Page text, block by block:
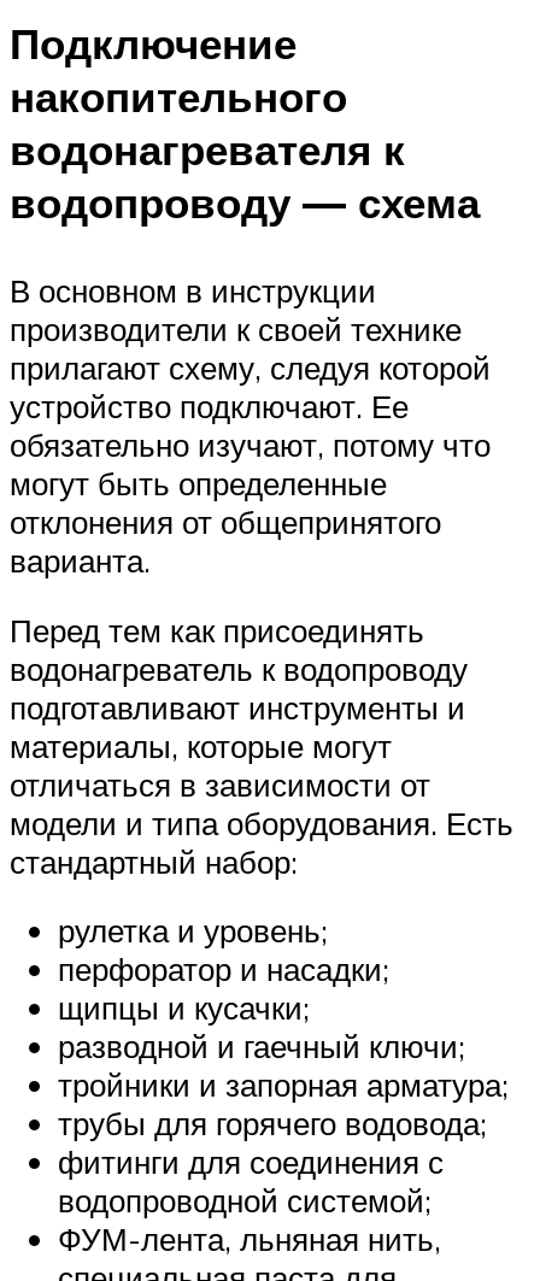
Подключение
накопительного
водонагревателя к
водопроводу — схема
В основном в инструкции
производители к своей технике
прилагают схему, следуя которой
устройство подключают. Ее
обязательно изучают, потому что
могут быть определенные
отклонения от общепринятого
варианта.
Перед тем как присоединять
водонагреватель к водопроводу
подготавливают инструменты и
материалы, которые могут
отличаться в зависимости от
модели и типа оборудования. Есть
стандартный набор:
рулетка и уровень;
перфоратор и насадки;
щипцы и кусачки;
разводной и гаечный ключи;
тройники и запорная арматура;
трубы для горячего водовода;
фитинги для соединения с
водопроводной системой;
ФУМ-лента, льняная нить,